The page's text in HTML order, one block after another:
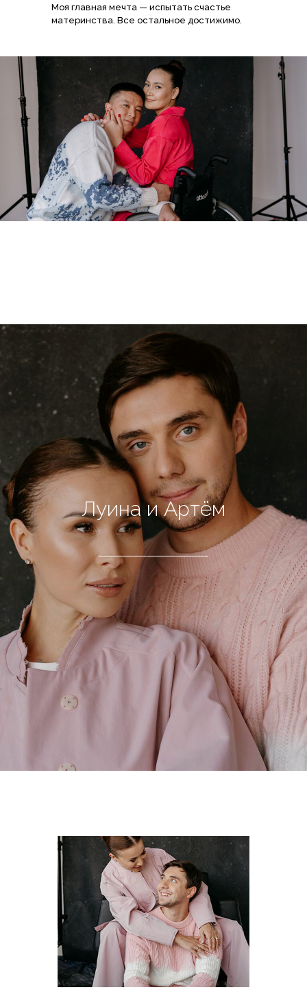
Моя главная мечта — испытать счастье
материнства. Все остальное достижимо.
Луина и Артём